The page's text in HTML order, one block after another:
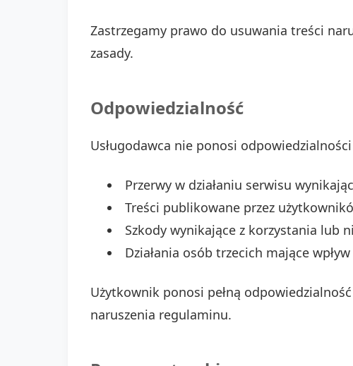
Zastrzegamy prawo do usuwania treści
zasady.
Odpowiedzialność
Usługodawca nie ponosi odpowiedzialności
Przerwy w działaniu serwisu
Treści publikowane przez
Szkody wynikające z korzystania lub
Działania osób trzecich mające
Użytkownik ponosi pełną
naruszenia regulaminu.